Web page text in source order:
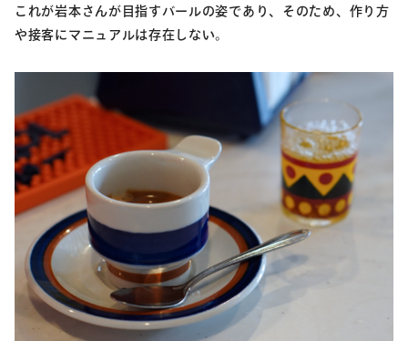
これが岩本さんが目指すバールの姿であり、そのため、作り方
や接客にマニュアルは存在しない。